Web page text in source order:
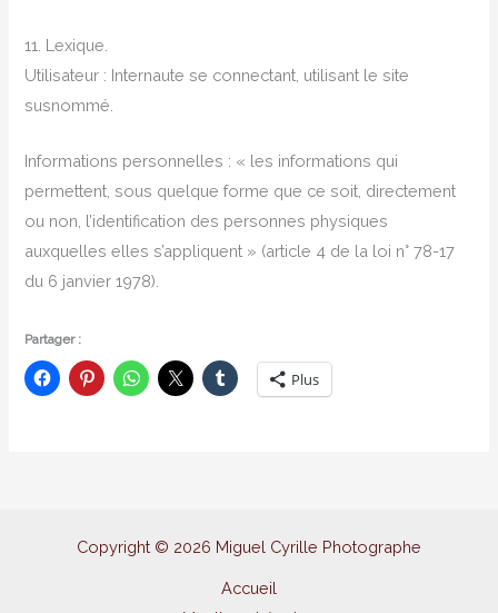
11. Lexique.
Utilisateur : Internaute se connectant, utilisant le site
susnommé.
Informations personnelles : « les informations qui
permettent, sous quelque forme que ce soit, directement
ou non, l’identification des personnes physiques
auxquelles elles s’appliquent » (article 4 de la loi n° 78-17
du 6 janvier 1978).
Partager :
Plus
Copyright © 2026 Miguel Cyrille Photographe
Accueil